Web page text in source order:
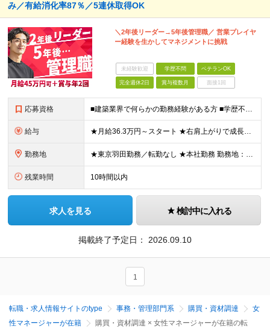
み／有給消化率87％／5連休取得OK
＼2年後リーダー→5年後管理職／ 営業プレイヤ
ー経験を生かしてマネジメントに挑戦
未経験歓迎 学歴不問 ベテランOK
完全週休2日 賞与複数月 面接1回
応募資格 ■建築業界で何らかの勤務経験がある方 ■学歴不問 ■30代40代活躍中 ＼こんな方は即戦力として活躍できます／ ◆施工・土木領域での営業経験 ◆調達部門での管理経験 ◆営業・管理部門等のマネジメント
給与 ★月給36.3万円～スタート ★右肩上がりで成長中／賞与年2回に加えて決算賞与支給（2026年度） 月給36万3600円～45万円＋賞与年2回（昨年度実績：3ヶ月分）＋決算賞与＋各種手当 ※経験やス
勤務地 ★東京羽田勤務／転勤なし ★本社勤務 勤務地：【ハネダ防設本社】東京都大田区羽田4-3-10 羽田ビル2階 (変更の範囲)上記を除く当社関連勤務地
残業時間 10時間以内
求人を見る 検討中に入れる
掲載終了予定日： 2026.09.10
1
転職・求人情報サイトのtype 事務・管理部門系 購買・資材調達
女
性マネージャーが在籍
購買・資材調達 × 女性マネージャーが在籍の転